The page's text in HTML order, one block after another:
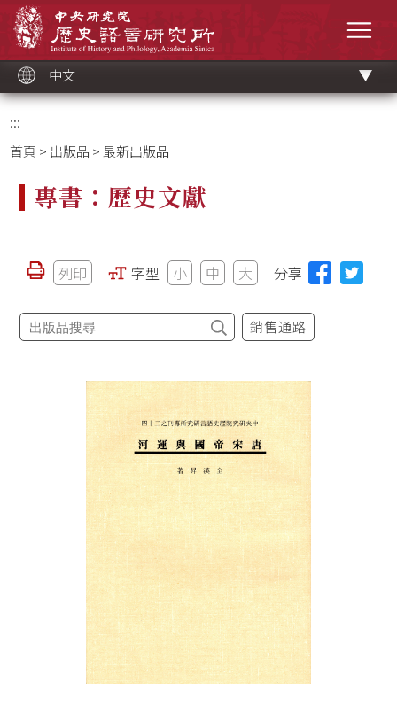
中文
:::
首頁 > 出版品 > 最新出版品
專書：歷史文獻
列印 字型 小 中 大 分享
銷售通路